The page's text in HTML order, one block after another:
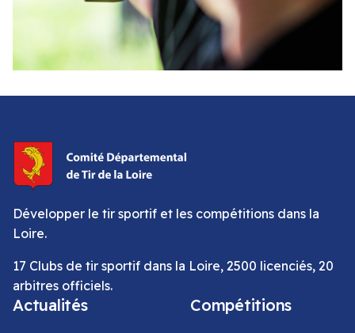
Développer le tir sportif et les compétitions dans la
Loire.
17 Clubs de tir sportif dans la Loire, 2500 licenciés, 20
arbitres officiels.
Actualités Compétitions